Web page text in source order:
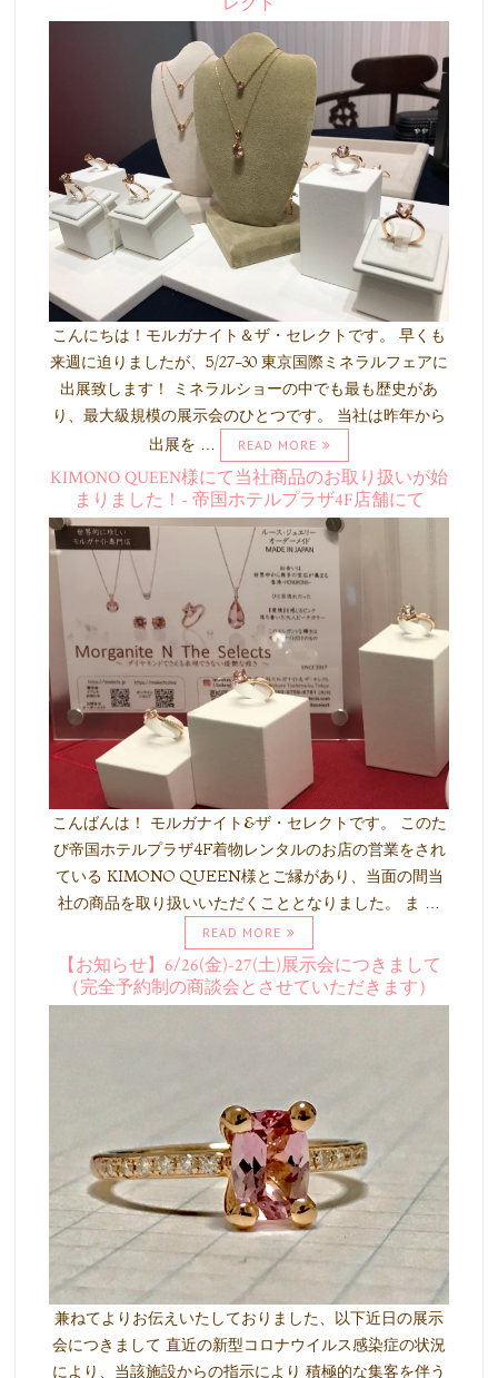
こんにちは！モルガナイト＆ザ・セレクトです。 早くも
来週に迫りましたが、5/27-30 東京国際ミネラルフェアに
出展致します！ ミネラルショーの中でも最も歴史があ
り、最大級規模の展示会のひとつです。 当社は昨年から
出展を …
READ MORE
KIMONO QUEEN様にて当社商品のお取り扱いが始
まりました！- 帝国ホテルプラザ4F店舗にて
こんばんは！ モルガナイト&ザ・セレクトです。 このた
び帝国ホテルプラザ4F着物レンタルのお店の営業をされ
ている KIMONO QUEEN様とご縁があり、当面の間当
社の商品を取り扱いいただくこととなりました。 ま …
READ MORE
【お知らせ】6/26(金)-27(土)展示会につきまして
（完全予約制の商談会とさせていただきます）
兼ねてよりお伝えいたしておりました、以下近日の展示
会につきまして 直近の新型コロナウイルス感染症の状況
により、当該施設からの指示により 積極的な集客を伴う